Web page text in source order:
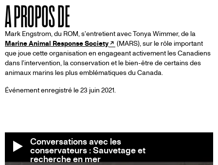
A PROPOS DE
Mark Engstrom, du ROM, s'entretient avec Tonya Wimmer, de la
Marine Animal Response Society
(MARS), sur le rôle important
que joue cette organisation en engageant activement les Canadiens
dans l'intervention, la conservation et le bien-être de certains des
animaux marins les plus emblématiques du Canada.
Événement enregistré le 23 juin 2021.
Conversations avec les
conservateurs : Sauvetage et
recherche en mer